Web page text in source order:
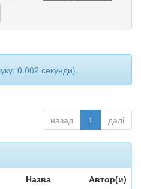
0.002 секунди).
назад 1 далі
Назва Автор(и)